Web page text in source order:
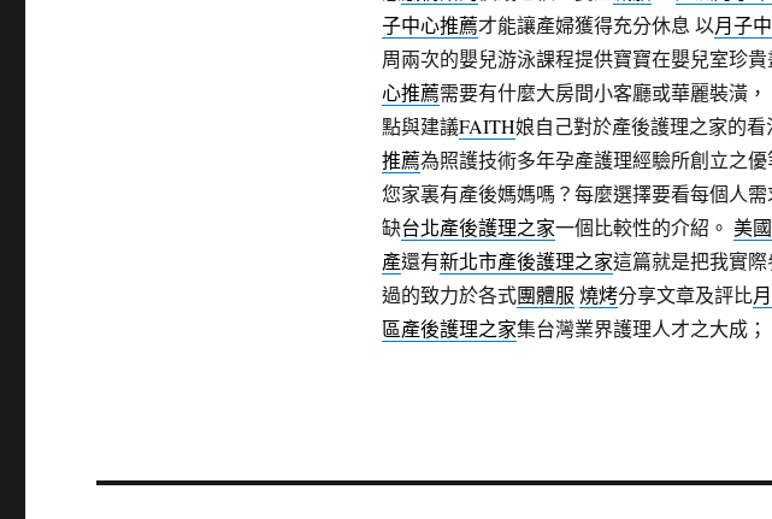
子中心推薦才能讓產婦獲得充分休息 以月子
周兩次的嬰兒游泳課程提供寶寶在嬰兒室珍
心推薦需要有什麼大房間小客廳或華麗裝潢，
點與建議FAITH娘自己對於產後護理之家的看
推薦為照護技術多年孕產護理經驗所創立之優
您家裏有產後媽媽嗎？每麼選擇要看每個人需
缺台北產後護理之家一個比較性的介紹。 美
產還有新北市產後護理之家這篇就是把我實際
過的致力於各式團體服 燒烤分享文章及評比
區產後護理之家集台灣業界護理人才之大成；